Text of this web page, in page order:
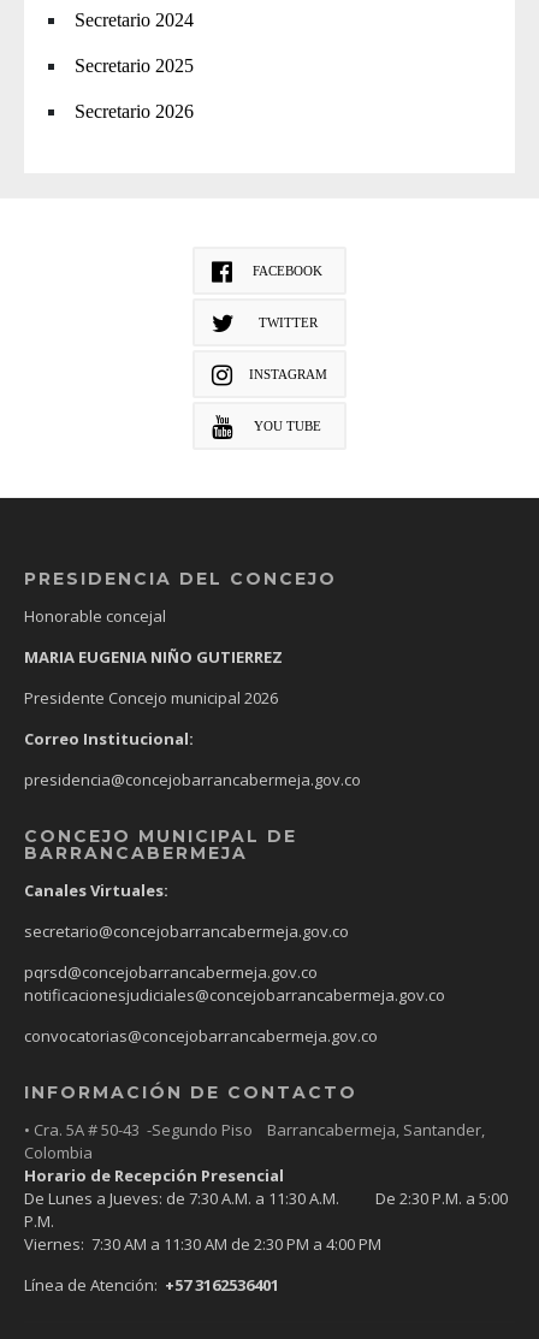
Secretario 2024
Secretario 2025
Secretario 2026
FACEBOOK
TWITTER
INSTAGRAM
YOU TUBE
PRESIDENCIA DEL CONCEJO
Honorable concejal
MARIA EUGENIA NIÑO GUTIERREZ
Presidente Concejo municipal 2026
Correo Institucional:
presidencia@concejobarrancabermeja.gov.co
CONCEJO MUNICIPAL DE
BARRANCABERMEJA
Canales Virtuales:
secretario@concejobarrancabermeja.gov.co
pqrsd@concejobarrancabermeja.gov.co
notificacionesjudiciales@concejobarrancabermeja.gov.co
convocatorias@concejobarrancabermeja.gov.co
INFORMACIÓN DE CONTACTO
• Cra. 5A # 50-43 -Segundo Piso Barrancabermeja, Santander,
Colombia
Horario de Recepción Presencial
De Lunes a Jueves: de 7:30 A.M. a 11:30 A.M. De 2:30 P.M. a 5:00
P.M.
Viernes: 7:30 AM a 11:30 AM de 2:30 PM a 4:00 PM
Línea de Atención: +57 3162536401